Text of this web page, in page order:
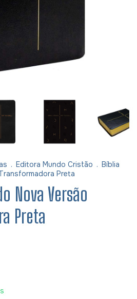
. Editora Mundo Cristão . Bíblia
Preta
Nova Versão
Preta